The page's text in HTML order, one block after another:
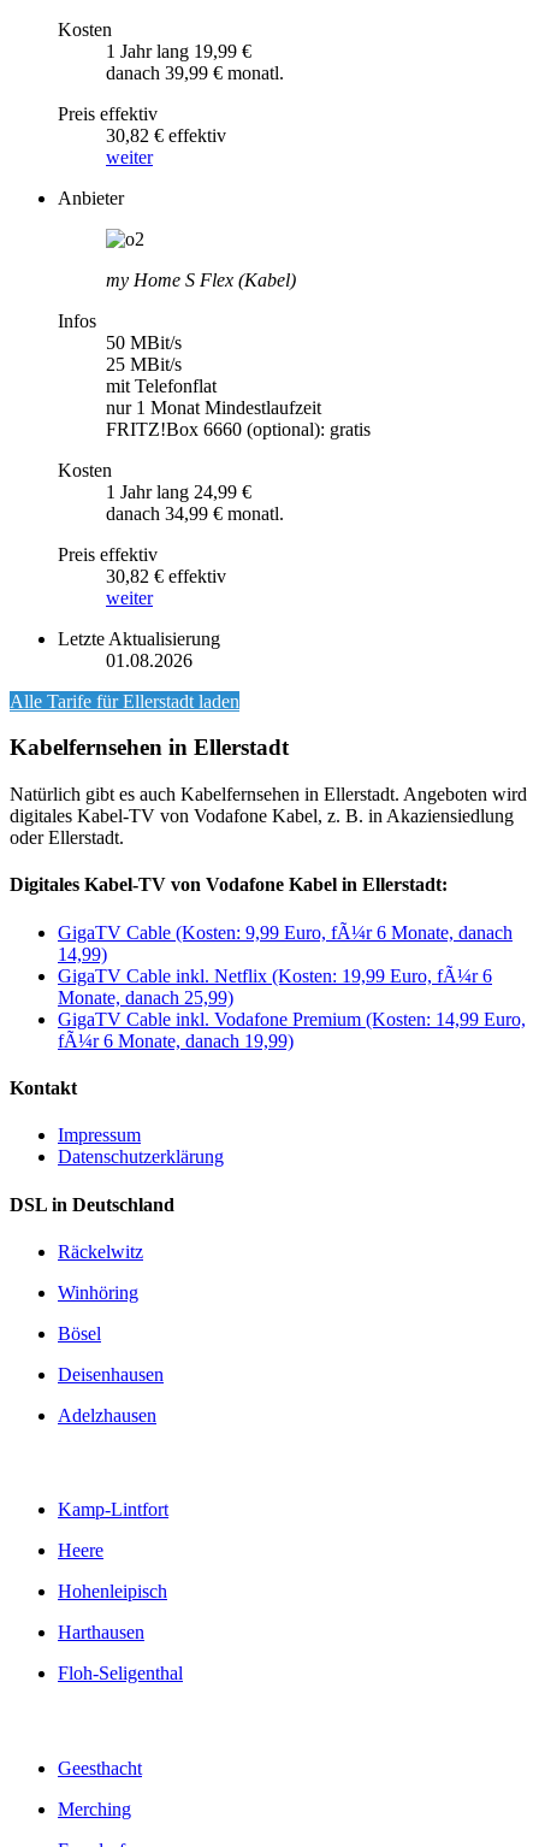
Kosten
1 Jahr lang 19,99 €
danach 39,99 € monatl.
Preis effektiv
30,82 € effektiv
weiter
Anbieter
my Home S Flex (Kabel)
Infos
50 MBit/s
25 MBit/s
mit Telefonflat
nur 1 Monat Mindestlaufzeit
FRITZ!Box 6660 (optional): gratis
Kosten
1 Jahr lang 24,99 €
danach 34,99 € monatl.
Preis effektiv
30,82 € effektiv
weiter
Letzte Aktualisierung
01.08.2026
Alle Tarife fürEllerstadt laden
Kabelfernsehen in Ellerstadt
Natürlich gibt es auch Kabelfernsehen in Ellerstadt. Angeboten wird
digitales Kabel-TV von Vodafone Kabel, z. B. in Akaziensiedlung
oder Ellerstadt.
Digitales Kabel-TV von Vodafone Kabel in Ellerstadt:
GigaTV Cable (Kosten: 9,99 Euro, fÃ¼r 6 Monate, danach
14,99)
GigaTV Cable inkl. Netflix (Kosten: 19,99 Euro, fÃ¼r 6
Monate, danach 25,99)
GigaTV Cable inkl. Vodafone Premium (Kosten: 14,99 Euro,
fÃ¼r 6 Monate, danach 19,99)
Kontakt
Impressum
Datenschutzerklärung
DSL in Deutschland
Räckelwitz
Winhöring
Bösel
Deisenhausen
Adelzhausen
Kamp-Lintfort
Heere
Hohenleipisch
Harthausen
Floh-Seligenthal
Geesthacht
Merching